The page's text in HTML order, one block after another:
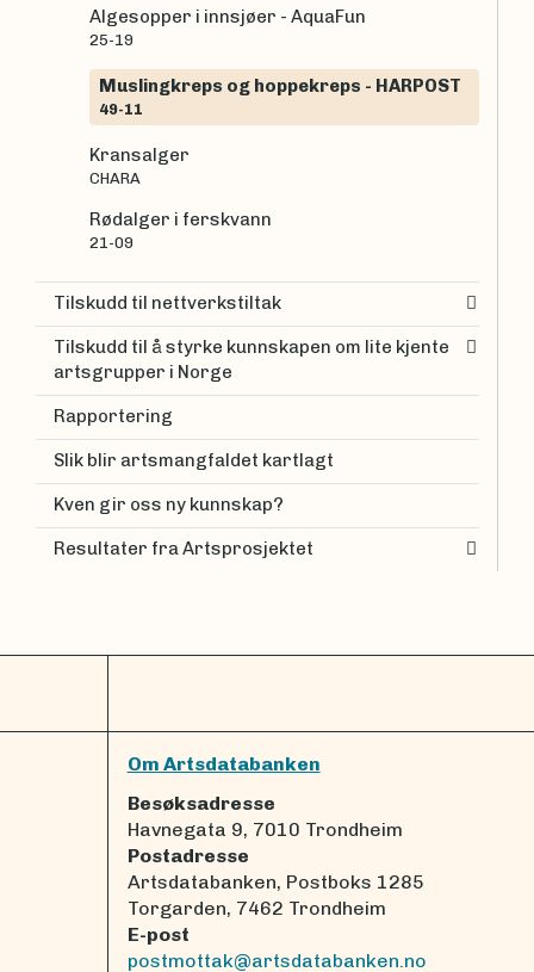
Algesopper i innsjøer - AquaFun
25-19
Muslingkreps og hoppekreps - HARPOST
49-11
Kransalger
CHARA
Rødalger i ferskvann
21-09
Tilskudd til nettverkstiltak
Tilskudd til å styrke kunnskapen om lite kjente
artsgrupper i Norge
Rapportering
Slik blir artsmangfaldet kartlagt
Kven gir oss ny kunnskap?
Resultater fra Artsprosjektet
Om Artsdatabanken
Besøksadresse
Havnegata 9, 7010 Trondheim
Postadresse
Artsdatabanken, Postboks 1285
Torgarden, 7462 Trondheim
E-post
postmottak@artsdatabanken.no